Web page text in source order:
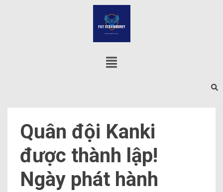
Quân đội Kanki
được thành lập!
Ngày phát hành